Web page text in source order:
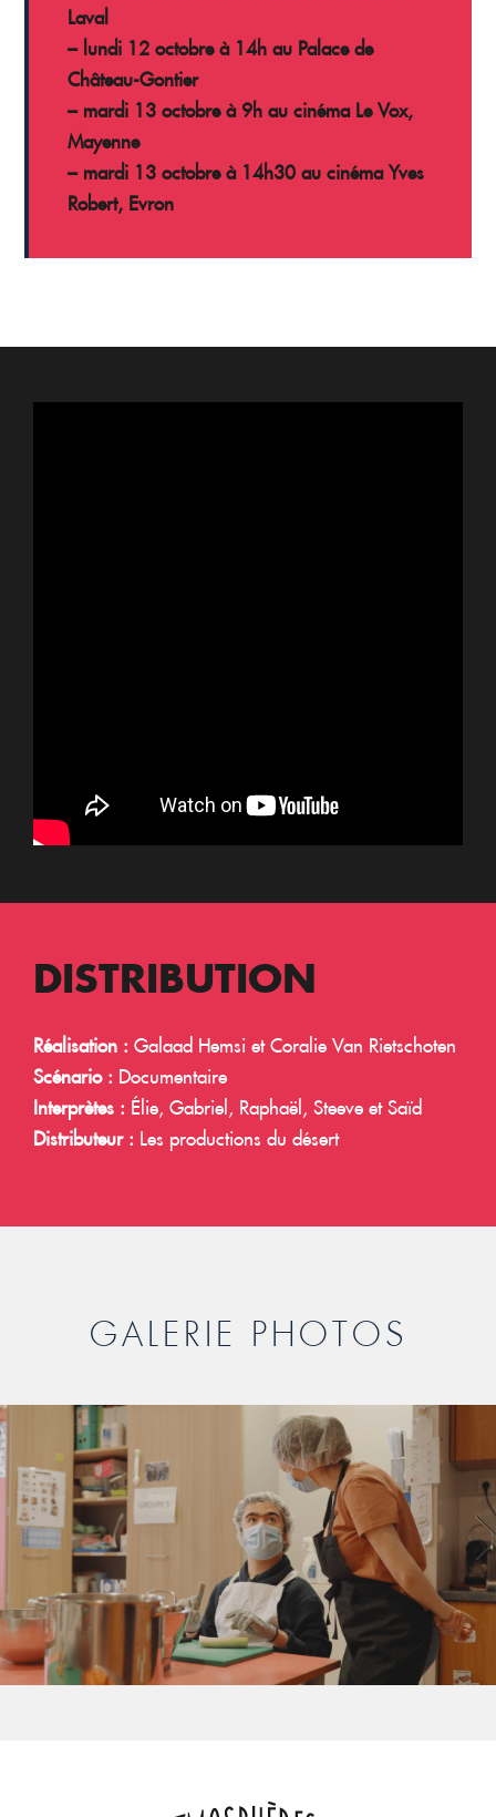
Laval
– lundi 12 octobre à 14h au Palace de
Château-Gontier
– mardi 13 octobre à 9h au cinéma Le Vox,
Mayenne
– mardi 13 octobre à 14h30 au cinéma Yves
Robert, Evron
DISTRIBUTION
Réalisation : Galaad Hemsi et Coralie Van Rietschoten
Scénario : Documentaire
Interprètes : Élie, Gabriel, Raphaël, Steeve et Saïd
Distributeur : Les productions du désert
GALERIE PHOTOS